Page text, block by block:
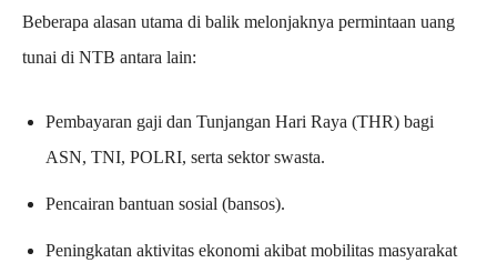
Beberapa alasan utama di balik melonjaknya permintaan uang
tunai di NTB antara lain:
Pembayaran gaji dan Tunjangan Hari Raya (THR) bagi
ASN, TNI, POLRI, serta sektor swasta.
Pencairan bantuan sosial (bansos).
Peningkatan aktivitas ekonomi akibat mobilitas masyarakat